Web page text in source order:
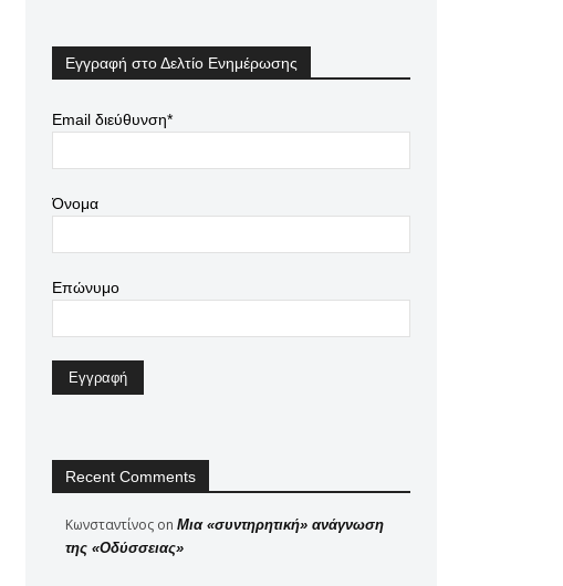
Εγγραφή στο Δελτίο Ενημέρωσης
Email διεύθυνση*
Όνομα
Επώνυμο
Recent Comments
Κωνσταντίνος on Μια «συντηρητική» ανάγνωση
της «Οδύσσειας»